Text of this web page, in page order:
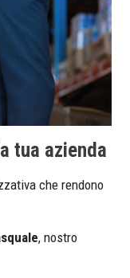
tua azienda
che rendono
, nostro